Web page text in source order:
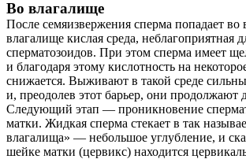
Во влагалище
После семяизвержения сперма попадает во
влагалище кислая среда, неблагоприятная
сперматозоидов. При этом сперма имеет
и благодаря этому кислотность на
снижается. Выживают в такой среде
и, преодолев этот барьер, они продолжают
Следующий этап — проникновение
матки. Жидкая сперма стекает в так
влагалища» — небольшое углубление, и
шейке матки (цервикс) находится